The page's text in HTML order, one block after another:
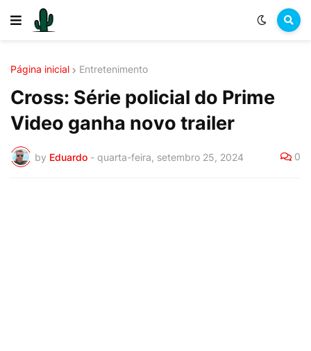
Página inicial Entretenimento
Cross: Série policial do Prime
Video ganha novo trailer
by Eduardo - quarta-feira, setembro 25, 2024 0